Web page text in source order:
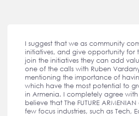
I suggest that we as community
initiatives, and give opportunity for
join the initiatives they can add
one of the calls with Ruben
mentioning the importance of
which have the most potential to
in Armenia. I completely agree
believe that The FUTURE
few focus industries, such as Tech,